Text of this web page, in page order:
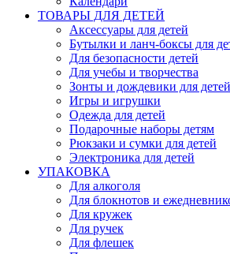
ТОВАРЫ ДЛЯ ДЕТЕЙ
Аксессуары для детей
Бутылки и ланч-боксы для
Для безопасности детей
Для учебы и творчества
Зонты и дождевики для детей
Игры и игрушки
Одежда для детей
Подарочные наборы детям
Рюкзаки и сумки для детей
Электроника для детей
УПАКОВКА
Для алкоголя
Для блокнотов и
Для кружек
Для ручек
Для флешек